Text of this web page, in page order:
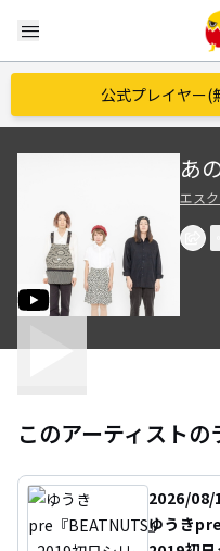
menu
公式プレイヤー(
あ
エス
このアーティストの
2026/08/
ゆうき